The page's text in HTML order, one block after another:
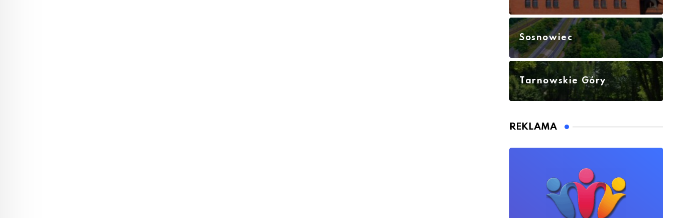
Sosnowiec
Tarnowskie Góry
REKLAMA